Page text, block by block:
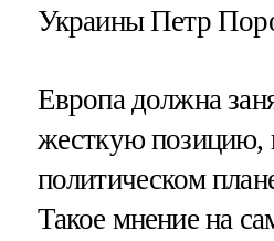
Украины Петр
Европа должна
жесткую позицию,
политическом
Такое мнение на